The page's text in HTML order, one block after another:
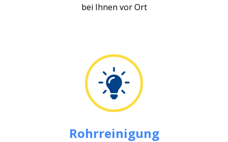
bei Ihnen vor Ort
Rohrreinigung